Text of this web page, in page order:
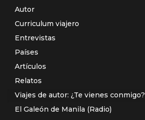
Autor
Curriculum viajero
Entrevistas
Países
Artículos
Relatos
Viajes de autor: ¿Te vienes conmigo?
El Galeón de Manila (Radio)